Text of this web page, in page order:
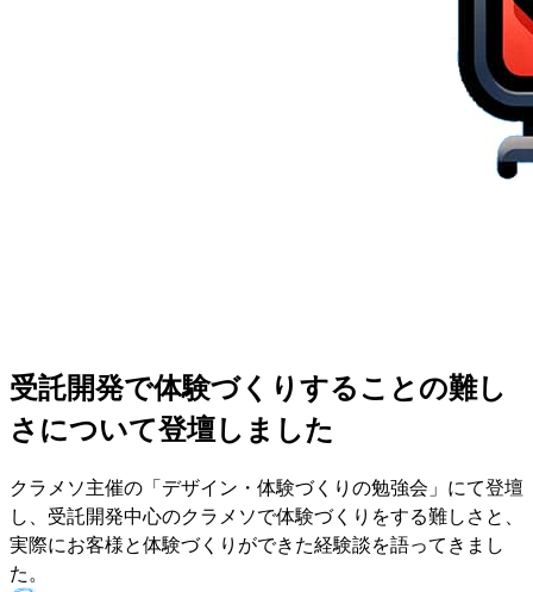
受託開発で体験づくりすることの難し
さについて登壇しました
クラメソ主催の「デザイン・体験づくりの勉強会」にて登壇
し、受託開発中心のクラメソで体験づくりをする難しさと、
実際にお客様と体験づくりができた経験談を語ってきまし
た。